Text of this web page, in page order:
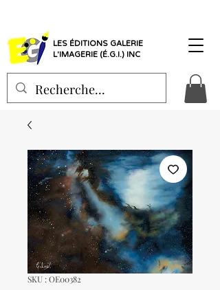
LES ÉDITIONS GALERIE
L'IMAGERIE (É.G.I.) INC
SKU : OE00382